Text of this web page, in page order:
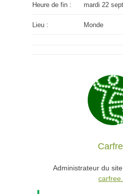
Heure de fin : mardi 22
Lieu : Monde
Administrateur du